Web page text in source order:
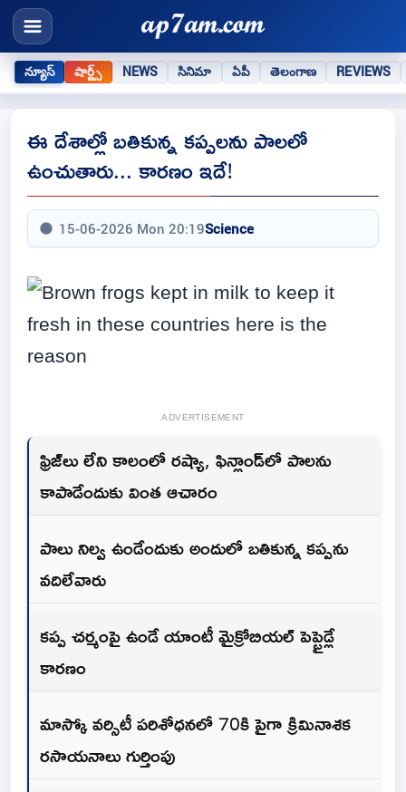
న్యూస్ షార్ట్స్ NEWS సినిమా ఏపీ తెలంగాణ REVIEWS
ఈ దేశాల్లో బతికున్న కప్పలను పాలలో
ఉంచుతారు... కారణం ఇదే!
15-06-2026 Mon 20:19Science
ADVERTISEMENT
ఫ్రిజ్‌లు లేని కాలంలో రష్యా, ఫిన్లాండ్‌లో పాలను
కాపాడేందుకు వింత ఆచారం
పాలు నిల్వ ఉండేందుకు అందులో బతికున్న కప్పను
వదిలేవారు
కప్ప చర్మంపై ఉండే యాంటీ మైక్రోబియల్ పెప్టైడ్లే
కారణం
మాస్కో వర్సిటీ పరిశోధనలో 70కి పైగా క్రిమినాశక
రసాయనాలు గుర్తింపు